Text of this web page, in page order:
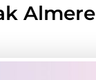
Almere